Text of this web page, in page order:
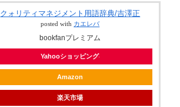
クォリティマネジメント用語辞典/吉澤正
posted with カエレバ
bookfanプレミアム
Yahooショッピング
Amazon
楽天市場